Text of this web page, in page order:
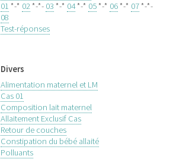
01 *-* 02 *-*- 03 *-* 04*-* 05*-* 06*-* 07*-*-
08
Test-réponses
Divers
Alimentation maternel et LM
Cas 01
Composition lait maternel
Allaitement Exclusif Cas
Retour de couches
Constipation du bébé allaité
Polluants